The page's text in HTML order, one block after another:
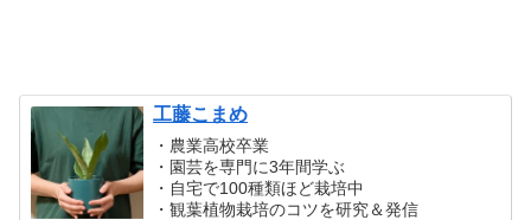
工藤こまめ
・農業高校卒業
・園芸を専門に3年間学ぶ
・自宅で100種類ほど栽培中
・観葉植物栽培のコツを研究＆発信